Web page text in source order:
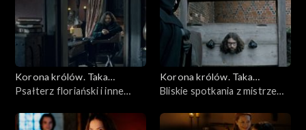
Korona królów. Taka
historia...
Psałterz floriański i inne
Jadwigą
Korona królów. Taka
historia...
Bliskie spotkania z mistrzem